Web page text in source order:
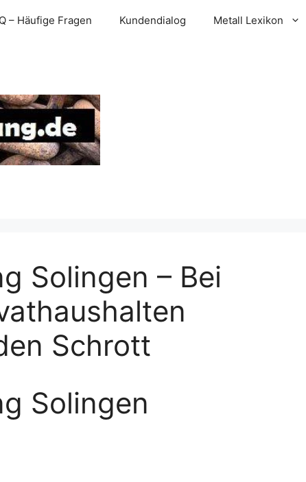
– Häufige Fragen Kundendialog Metall Lexikon
Solingen – Bei
Schrott
Solingen